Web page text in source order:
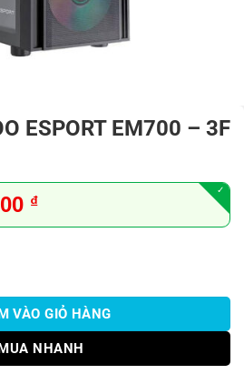
ESPORT EM700 – 3F
₫Giá
hiện
700.000 ₫.
EM700 - 3F BLACK NEW số lượng
VÀO GIỎ HÀNG
NHANH